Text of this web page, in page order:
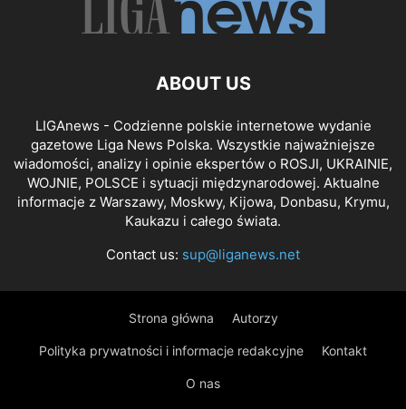
ABOUT US
LIGAnews - Codzienne polskie internetowe wydanie
gazetowe Liga News Polska. Wszystkie najważniejsze
wiadomości, analizy i opinie ekspertów o ROSJI, UKRAINIE,
WOJNIE, POLSCE i sytuacji międzynarodowej. Aktualne
informacje z Warszawy, Moskwy, Kijowa, Donbasu, Krymu,
Kaukazu i całego świata.
Contact us: sup@liganews.net
Strona główna Autorzy
Polityka prywatności i informacje redakcyjne Kontakt
O nas